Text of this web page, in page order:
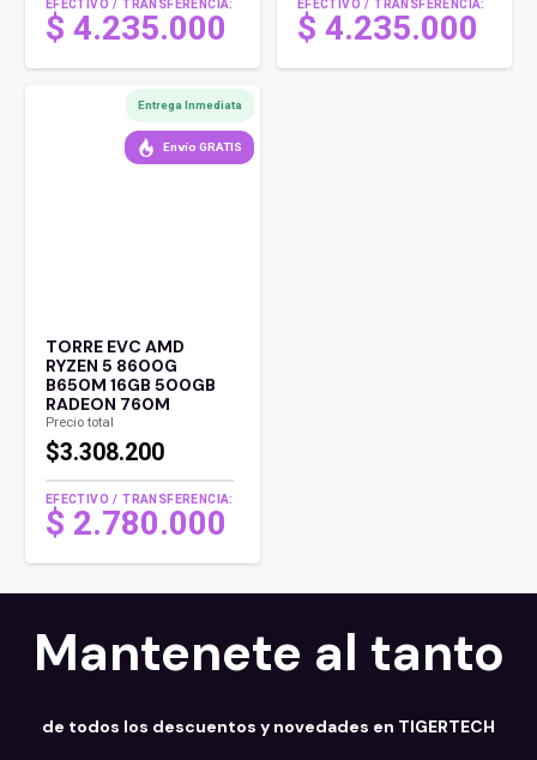
EFECTIVO / TRANSFERENCIA:
$4.235.000
EFECTIVO / TRANSFERENCIA:
$4.235.000
Entrega Inmediata
Envío GRATIS
TORRE EVC AMD
RYZEN 5 8600G
B650M 16GB 500GB
RADEON 760M
Precio total
$3.308.200
EFECTIVO / TRANSFERENCIA:
$ 2.780.000
Mantenete al tanto
de todos los descuentos y novedades en TIGERTECH